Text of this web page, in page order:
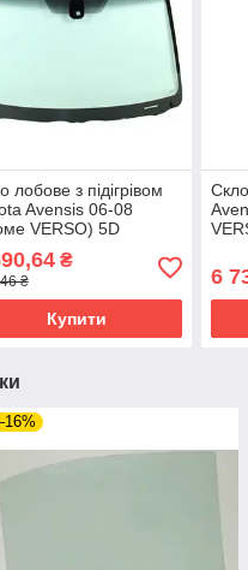
лобове з підігрівом
Avensis 06-08
VERSO) 5D
кріп.дзерк.,
вологи
₴
₴
Купити
6